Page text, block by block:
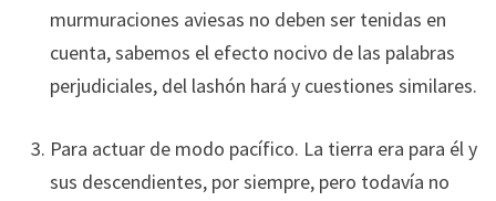
murmuraciones aviesas no deben ser tenidas en
cuenta, sabemos el efecto nocivo de las palabras
perjudiciales, del lashón hará y cuestiones similares.
Para actuar de modo pacífico. La tierra era para él y
sus descendientes, por siempre, pero todavía no